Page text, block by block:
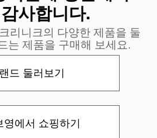
사합니다.
리니크의 다양한 제품을 둘
는 제품을 구매해 보세요.
드 둘러보기
영에서 쇼핑하기